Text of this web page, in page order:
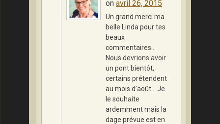
on avril 26, 2015
Un grand merci ma
belle Linda pour tes
beaux
commentaires…
Nous devrions avoir
un pont bientôt,
certains prétendent
au mois d’août… Je
le souhaite
ardemment mais la
dage prévue est en